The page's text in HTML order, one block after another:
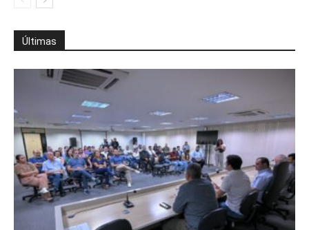
Últimas